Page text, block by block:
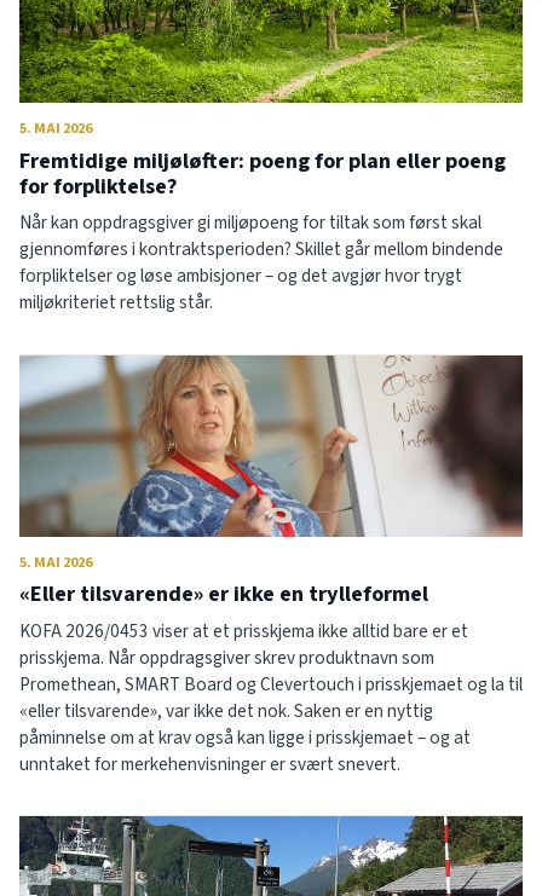
5. MAI 2026
Fremtidige miljøløfter: poeng for plan eller poeng
for forpliktelse?
Når kan oppdragsgiver gi miljøpoeng for tiltak som først skal
gjennomføres i kontraktsperioden? Skillet går mellom bindende
forpliktelser og løse ambisjoner – og det avgjør hvor trygt
miljøkriteriet rettslig står.
5. MAI 2026
«Eller tilsvarende» er ikke en trylleformel
KOFA 2026/0453 viser at et prisskjema ikke alltid bare er et
prisskjema. Når oppdragsgiver skrev produktnavn som
Promethean, SMART Board og Clevertouch i prisskjemaet og la til
«eller tilsvarende», var ikke det nok. Saken er en nyttig
påminnelse om at krav også kan ligge i prisskjemaet – og at
unntaket for merkehenvisninger er svært snevert.